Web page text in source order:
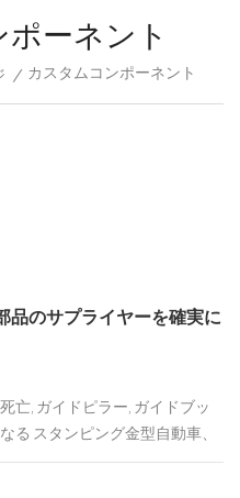
ーネント
/ カスタムコンポーネント
品のサプライヤーを確実に
亡, ガイドピラー, ガイドブッ
る スタンピング金型自動車、
ノイドロボットをサポートし
できるサプライヤーを選ぶ